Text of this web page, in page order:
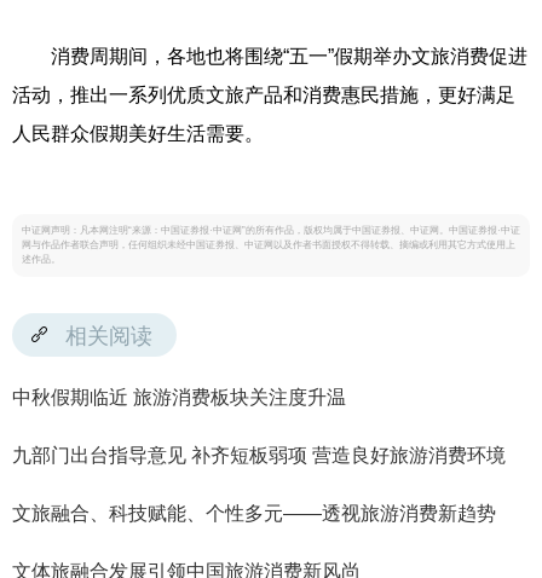
消费周期间，各地也将围绕“五一”假期举办文旅消费促进
活动，推出一系列优质文旅产品和消费惠民措施，更好满足
人民群众假期美好生活需要。
中证网声明：凡本网注明“来源：中国证券报·中证网”的所有作品，版权均属于中国证券报、中证网。中国证券报·中证
网与作品作者联合声明，任何组织未经中国证券报、中证网以及作者书面授权不得转载、摘编或利用其它方式使用上
述作品。
相关阅读
中秋假期临近 旅游消费板块关注度升温
九部门出台指导意见 补齐短板弱项 营造良好旅游消费环境
文旅融合、科技赋能、个性多元——透视旅游消费新趋势
文体旅融合发展引领中国旅游消费新风尚